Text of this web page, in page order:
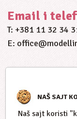
Email i
T: +381 11 32 34
E:
NAŠ SAJT
Naš sajt koristi